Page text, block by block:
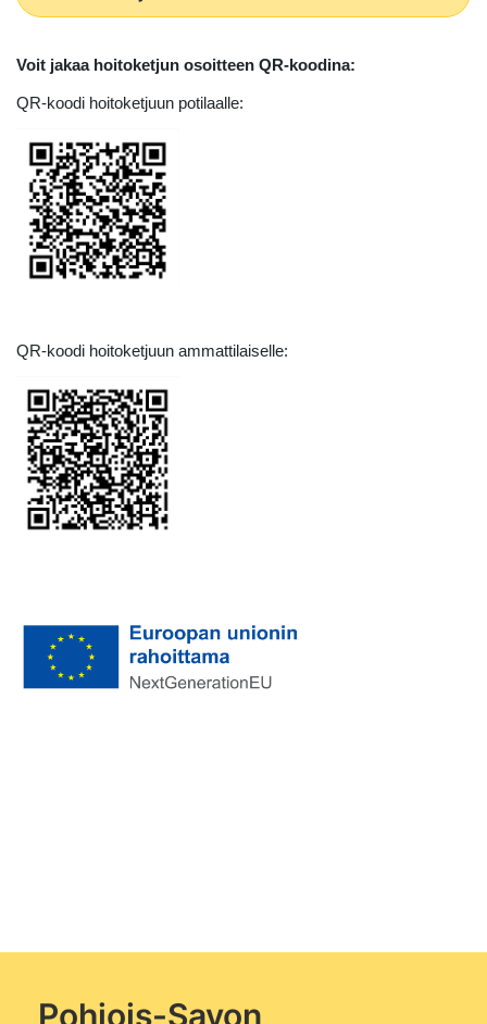
Voit jakaa hoitoketjun osoitteen QR-koodina:
QR-koodi hoitoketjuun potilaalle:
QR-koodi hoitoketjuun ammattilaiselle:
Pohjois-Savon